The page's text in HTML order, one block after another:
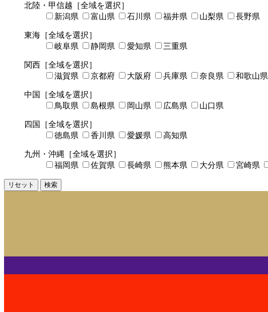
北陸・甲信越 ［全域を選択］
新潟県
富山県 石川県 福井県 山梨県 長野県
東海 ［全域を選択］
岐阜県
静岡県 愛知県 三重県
関西 ［全域を選択］
滋賀県
京都府 大阪府 兵庫県 奈良県 和歌山県
中国
［全域を選択］
鳥取県
島根県 岡山県 広島県 山口県
四国
［全域を選択］
徳島県
香川県 愛媛県 高知県
九州・沖縄 ［全域を選択］
福岡県
佐賀県 長崎県 熊本県 大分県 宮崎県
リセット 検索